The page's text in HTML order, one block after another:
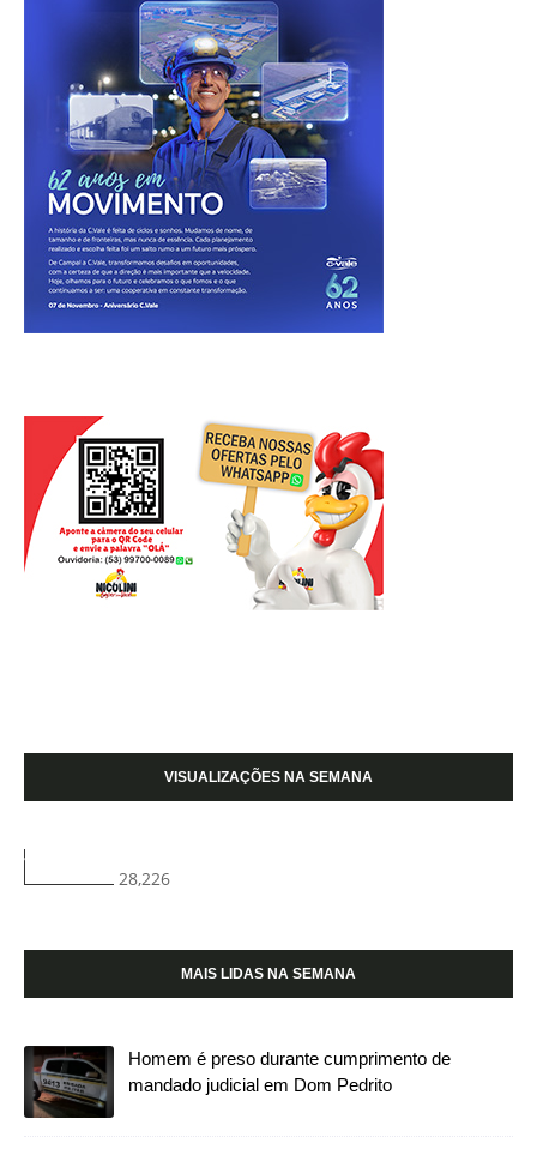
VISUALIZAÇÕES NA SEMANA
28,226
MAIS LIDAS NA SEMANA
Homem é preso durante cumprimento de
mandado judicial em Dom Pedrito